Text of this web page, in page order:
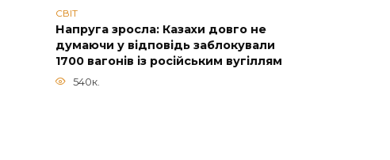
СВІТ
Напруга зросла: Казахи довго не
думаючи у відповідь заблокували
1700 вагонів із російським вугіллям
540к.